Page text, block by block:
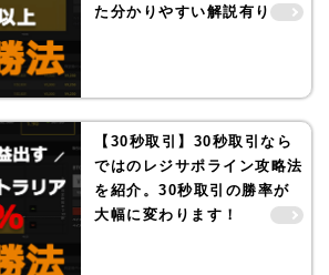
た分かりやすい解説有り！
【30秒取引】30秒取引なら
ではのレジサポライン攻略法
を紹介。30秒取引の勝率が
大幅に変わります！